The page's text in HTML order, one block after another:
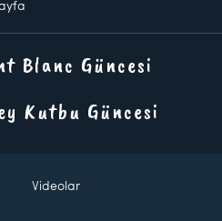
Blanc Güncesi
Kutbu Güncesi
Videolar